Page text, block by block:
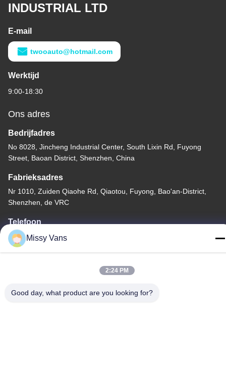
INDUSTRIAL LTD
E-mail
twooauto@hotmail.com
Werktijd
9:00-18:30
Ons adres
Bedrijfadres
No 8028, Jincheng Industrial Center, South Lixin Rd, Fuyong
Street, Baoan District, Shenzhen, China
Fabrieksadres
Nr 1010, Zuiden Qiaohe Rd, Qiaotou, Fuyong, Bao'an-District,
Shenzhen, de VRC
Telefoon
+86-185-7643-6547
China Goede kwaliteit Japanse Motoronderdelen Auteursrecht ©
Missy Vans
2:24 PM
Good day, what product are you looking for?